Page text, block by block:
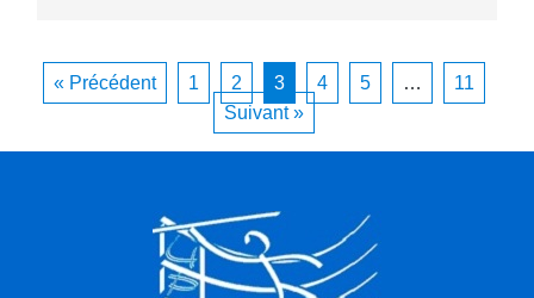
« Précédent 1 2 3 4 5 …
11
Suivant »